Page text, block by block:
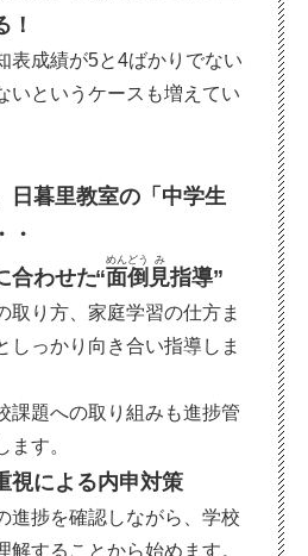
！
表成績が5と4ばかりでない
いというケースも増えてい
日暮里教室の「中学生
・
合わせた“面倒
めんどう
見
み
指導”
取り方、家庭学習の仕方ま
しっかり向き合い指導しま
課題への取り組みも進捗管
ます。
による内申対策
進捗を確認しながら、学校
解することから始めます。